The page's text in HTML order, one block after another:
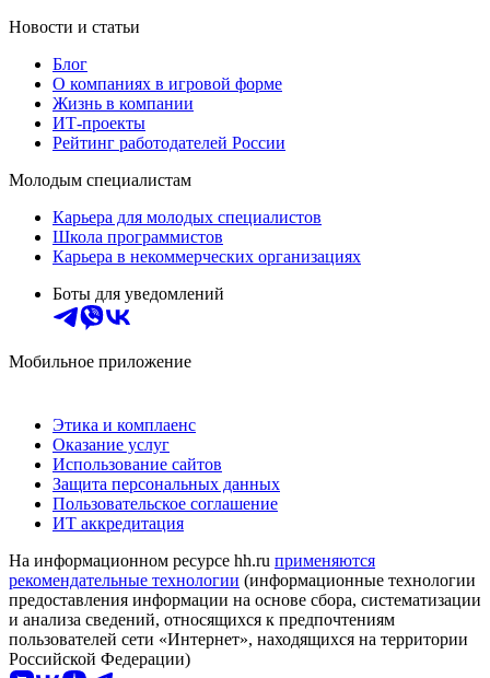
Новости и статьи
Блог
О компаниях в игровой форме
Жизнь в компании
ИТ-проекты
Рейтинг работодателей России
Молодым специалистам
Карьера для молодых специалистов
Школа программистов
Карьера в некоммерческих организациях
Боты для уведомлений
Мобильное приложение
Этика и комплаенс
Оказание услуг
Использование сайтов
Защита персональных данных
Пользовательское соглашение
ИТ аккредитация
На информационном ресурсе hh.ru применяются
рекомендательные технологии (информационные технологии
предоставления информации на основе сбора, систематизации
и анализа сведений, относящихся к предпочтениям
пользователей сети «Интернет», находящихся на территории
Российской Федерации)